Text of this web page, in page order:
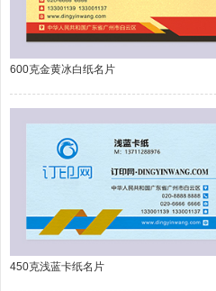
600克金黄冰白纸名片
450克浅蓝卡纸名片